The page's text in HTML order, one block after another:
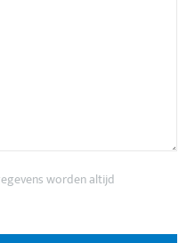
worden altijd